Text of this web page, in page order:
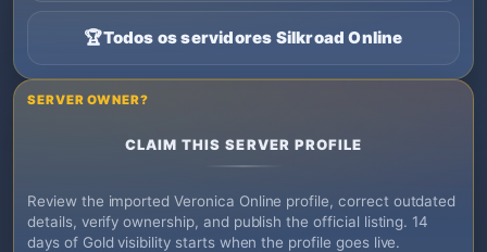
🏆Todos os servidores Silkroad Online
SERVER OWNER?
CLAIM THIS SERVER PROFILE
Review the imported Veronica Online profile, correct outdated
details, verify ownership, and publish the official listing. 14
days of Gold visibility starts when the profile goes live.